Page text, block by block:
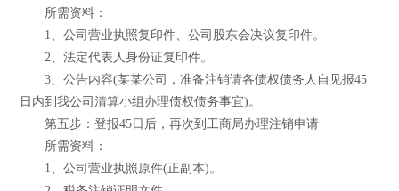
所需资料：
1、公司营业执照复印件、公司股东会决议复印件。
2、法定代表人身份证复印件。
3、公告内容(某某公司，准备注销请各债权债务人自见报45
日内到我公司清算小组办理债权债务事宜)。
第五步：登报45日后，再次到工商局办理注销申请
所需资料：
1、公司营业执照原件(正副本)。